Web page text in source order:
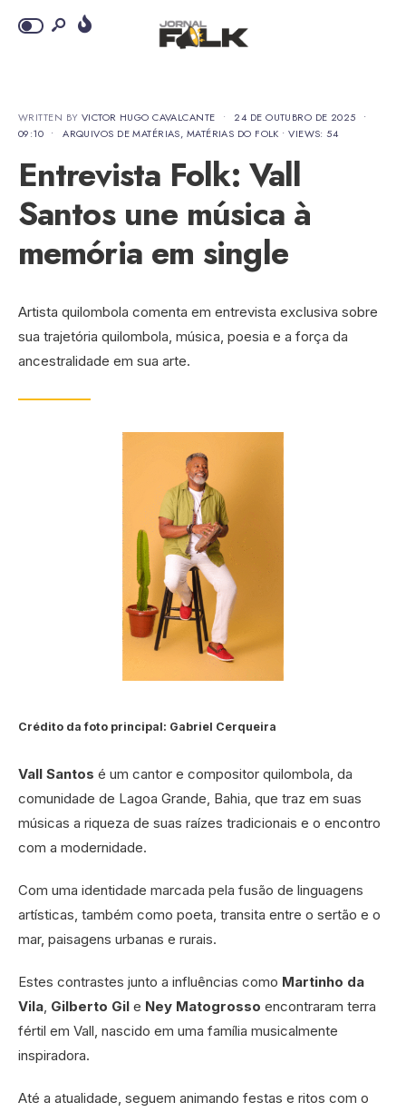
WRITTEN BY VICTOR HUGO CAVALCANTE • 24 DE OUTUBRO DE 2025
•
09:10 • ARQUIVOS DE MATÉRIAS, MATÉRIAS DO FOLK •VIEWS: 54
Entrevista Folk: Vall
Santos une música à
memória em single
Artista quilombola comenta em entrevista exclusiva sobre
sua trajetória quilombola, música, poesia e a força da
ancestralidade em sua arte.
Crédito da foto principal: Gabriel Cerqueira
Vall Santos é um cantor e compositor quilombola, da
comunidade de Lagoa Grande, Bahia, que traz em suas
músicas a riqueza de suas raízes tradicionais e o encontro
com a modernidade.
Com uma identidade marcada pela fusão de linguagens
artísticas, também como poeta, transita entre o sertão e o
mar, paisagens urbanas e rurais.
Estes contrastes junto a influências como Martinho da
Vila Gilberto Gil e Ney Matogrosso encontraram terra
fértil em Vall, nascido em uma família musicalmente
inspiradora.
Até a atualidade, seguem animando festas e ritos com o